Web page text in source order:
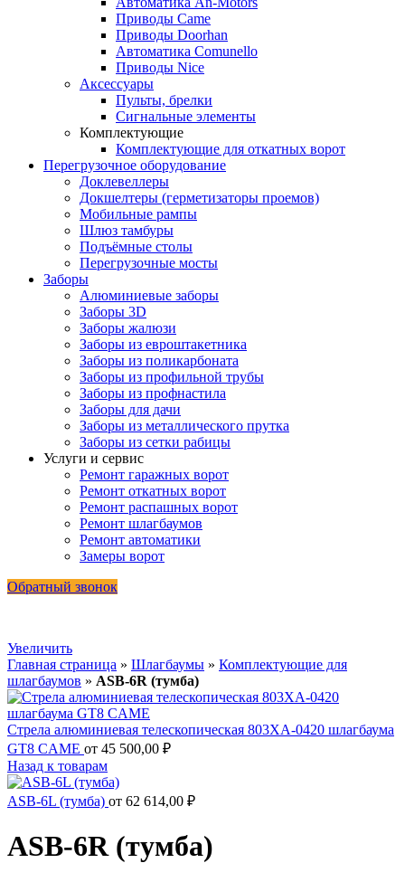
Приводы Came
Приводы Doorhan
Автоматика Comunello
Приводы Nice
Аксессуары
Пульты, брелки
Сигнальные элементы
Комплектующие
Комплектующие для откатных ворот
Перегрузочное оборудование
Доклевеллеры
Докшелтеры (герметизаторы проемов)
Мобильные рампы
Шлюз тамбуры
Подъёмные столы
Перегрузочные мосты
Заборы
Алюминиевые заборы
Заборы 3D
Заборы жалюзи
Заборы из евроштакетника
Заборы из поликарбоната
Заборы из профильной трубы
Заборы из профнастила
Заборы для дачи
Заборы из металлического прутка
Заборы из сетки рабицы
Услуги и сервис
Ремонт гаражных ворот
Ремонт откатных ворот
Ремонт распашных ворот
Ремонт шлагбаумов
Ремонт автоматики
Замеры ворот
Обратный звонок
Увеличить
Главная страница » Шлагбаумы » Комплектующие для
шлагбаумов » ASB-6R (тумба)
Стрела алюминиевая телескопическая 803XA-0420 шлагбаума
GT8 CAME от 45 500,00 ₽
Назад к товарам
ASB-6L (тумба) от 62 614,00 ₽
ASB-6R (тумба)